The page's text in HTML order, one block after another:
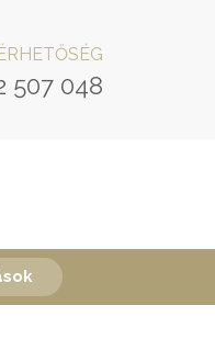
507 048